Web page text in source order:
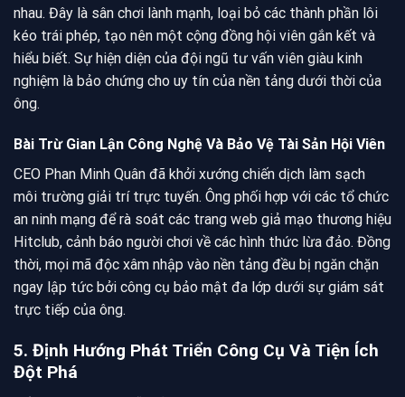
nhau. Đây là sân chơi lành mạnh, loại bỏ các thành phần lôi
kéo trái phép, tạo nên một cộng đồng hội viên gắn kết và
hiểu biết. Sự hiện diện của đội ngũ tư vấn viên giàu kinh
nghiệm là bảo chứng cho uy tín của nền tảng dưới thời của
ông.
Bài Trừ Gian Lận Công Nghệ Và Bảo Vệ Tài Sản Hội Viên
CEO Phan Minh Quân đã khởi xướng chiến dịch làm sạch
môi trường giải trí trực tuyến. Ông phối hợp với các tổ chức
an ninh mạng để rà soát các trang web giả mạo thương hiệu
Hitclub, cảnh báo người chơi về các hình thức lừa đảo. Đồng
thời, mọi mã độc xâm nhập vào nền tảng đều bị ngăn chặn
ngay lập tức bởi công cụ bảo mật đa lớp dưới sự giám sát
trực tiếp của ông.
5. Định Hướng Phát Triển Công Cụ Và Tiện Ích
Đột Phá